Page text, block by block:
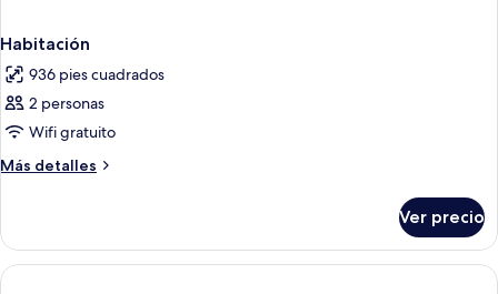
Habitación
936 pies cuadrados
2 personas
Wifi gratuito
Más detalles
Más
Ver precio